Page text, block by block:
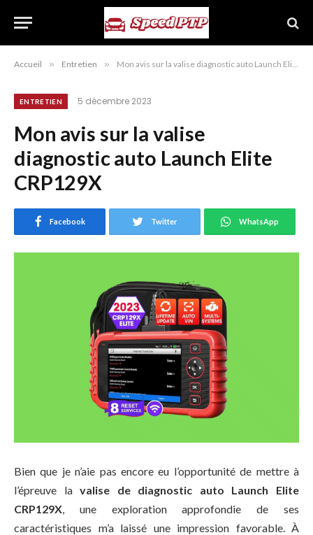
Accueil » Entretien » Mon avis sur la valise diagnostic auto Launch Elite CRP129X
ENTRETIEN 5 décembre 2023
Mon avis sur la valise
diagnostic auto Launch Elite
CRP129X
Facebook Twitter WhatsApp
Bien que je n’aie pas encore eu l’opportunité de mettre à
l’épreuve lavalise de diagnostic auto Launch Elite
CRP129X , une exploration approfondie de ses
caractéristiques m’a laissé une impression favorable. À